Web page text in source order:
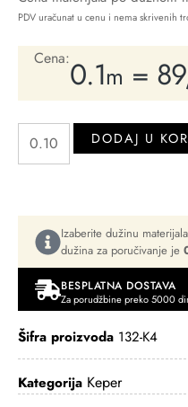
PDV uračunat u cenu i nema skrivenih
Cena:0.1m =
DODAJ U
Izaberite dužinu
dužina za poručivanje je
BESPLATNA DOSTAVA
Za porudžbine preko 5000
Šifra proizvoda 132-K4
Kategorija Keper